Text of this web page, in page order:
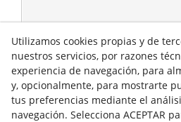
Utilizamos cookies propias y de
nuestros servicios, por razones
experiencia de navegación, para
y, opcionalmente, para mostrarte
tus preferencias mediante el
navegación. Selecciona ACEPTAR